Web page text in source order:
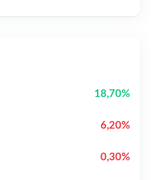
18,70%
6,20%
0,30%